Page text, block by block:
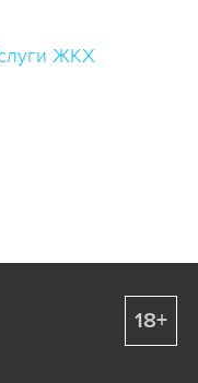
ЖКХ
18+